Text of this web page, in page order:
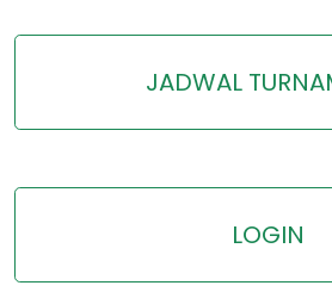
JADWAL
LOGIN